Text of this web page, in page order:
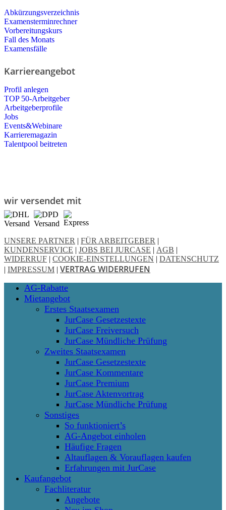
Abkürzungsverzeichnis
Examensterminrechner
Vorbereitungskurs
Fall des Monats
Examensfälle
Karriereangebot
Profil anlegen
TOP 50-Arbeitgeber
Arbeitgeberprofile
Jobs
Events&Webinare
Karrieremagazin
Talentpool beitreten
wir versendet mit
UNSERE PARTNER | FÜR ARBEITGEBER |
KUNDENSERVICE | JOBS BEI JURCASE | AGB |
WIDERRUF | COOKIE-EINSTELLUNGEN | DATENSCHUTZ
| IMPRESSUM | VERTRAG WIDERRUFEN
Close
AG-Rabatte
Mietangebot
Erstes Staatsexamen
JurCase Gesetzestexte
JurCase Freiversuch
JurCase Mündliche Prüfung
Zweites Staatsexamen
JurCase Gesetzestexte
JurCase Kommentare
JurCase Premium
JurCase Aktenvortrag
JurCase Mündliche Prüfung
Sonstiges
So funktioniert’s
AG-Angebot einholen
Häufige Fragen
Altauflagen & Vorauflagen kaufen
Erfahrungen mit JurCase
Kaufangebot
Fachliteratur
Angebote